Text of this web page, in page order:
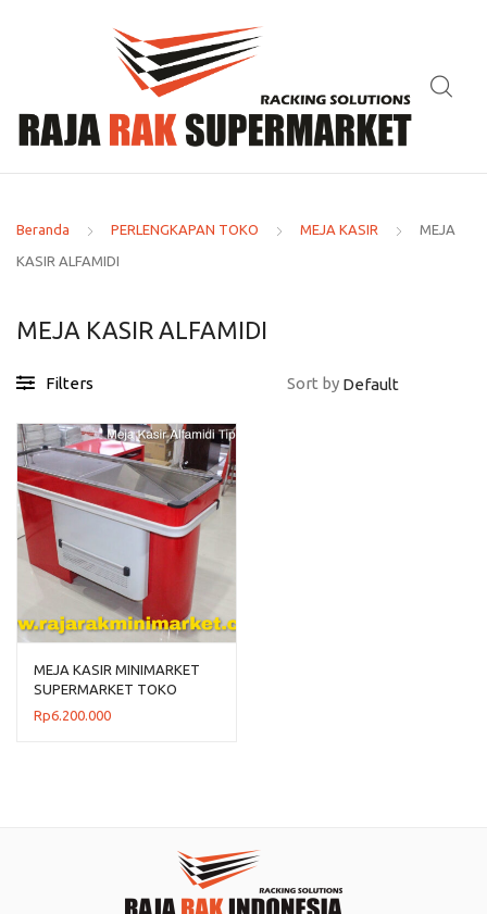
Beranda PERLENGKAPAN TOKO MEJA KASIR MEJA
KASIR ALFAMIDI
MEJA KASIR ALFAMIDI
Filters Sort by
MEJA KASIR MINIMARKET
SUPERMARKET TOKO
MODERN TIPE MK-01BM
Rp6.200.000